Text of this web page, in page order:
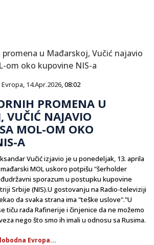
, 14.Apr.2026, 08:02
PROMENA U
VUČIĆ NAJAVIO
MOL-OM OKO
A
Vučić izjavio je u ponedeljak, 13. aprila
MOL uskoro potpišu "šerholder
sporazum u postupku kupovine
Srbije (NIS).U gostovanju na Radio-televiziji
da svaka strana ima "teške uslove"."U
tiču rada Rafinerije i činjenice da ne možemo
nego što smo ih imali u odnosu sa Rusima.
Evropa...